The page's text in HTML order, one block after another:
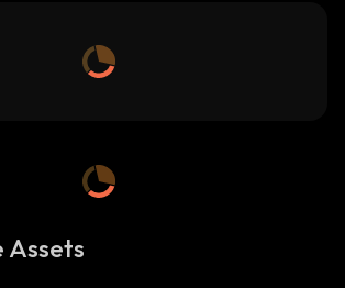
Assets